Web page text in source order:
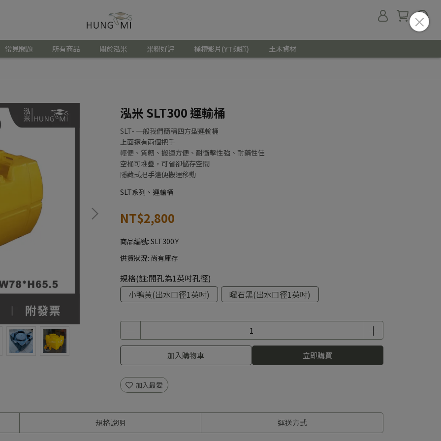
常見問題 所有商品 關於泓米 米粉好評 桶槽影片(YT頻道) 土木資材
泓米 SLT300 運輸桶
SLT- 一般我們簡稱四方型運輸桶
上面還有兩個把手
輕便、質韌、搬運方便、耐衝擊性強、耐藥性佳
空桶可堆疊，可省卻儲存空間
隱藏式把手邊便搬運移動
SLT系列、運輸桶
NT$2,800
商品編號: SLT300.Y
供貨狀況: 尚有庫存
規格(註:開孔為1英吋孔徑)
小鴨黃(出水口徑1英吋)
曜石黑(出水口徑1英吋)
加入購物車 立即購買
加入最愛
規格說明 運送方式